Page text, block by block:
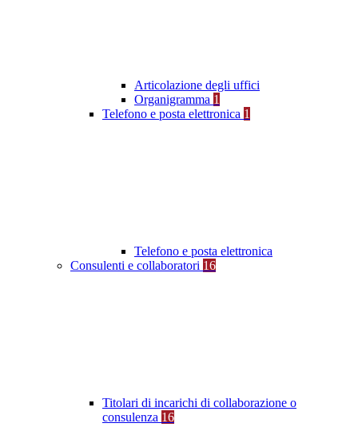
Articolazione degli uffici
Organigramma 1
Telefono e posta elettronica 1
Telefono e posta elettronica
Consulenti e collaboratori 16
Titolari di incarichi di collaborazione o
consulenza 16